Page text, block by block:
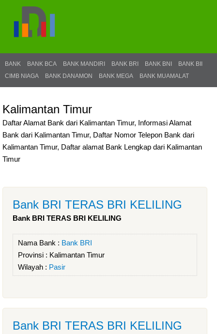
BANK BANK BCA BANK MANDIRI BANK BRI BANK BNI
BANK BII
CIMB NIAGA
BANK DANAMON BANK MEGA BANK MUAMALAT
Kalimantan Timur
Daftar Alamat Bank dari Kalimantan Timur, Informasi Alamat
Bank dari Kalimantan Timur, Daftar Nomor Telepon Bank dari
Kalimantan Timur, Daftar alamat Bank Lengkap dari Kalimantan
Timur
Bank BRI TERAS BRI KELILING
Bank BRI TERAS BRI KELILING
Nama Bank : Bank BRI
Provinsi : Kalimantan Timur
Wilayah : Pasir
Bank BRI TERAS BRI KELILING